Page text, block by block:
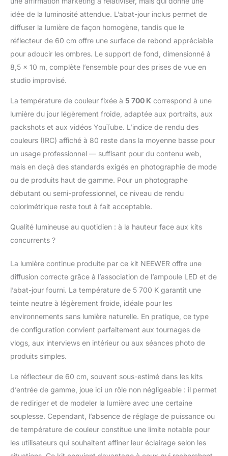
lumière et ampoules LED 24 W 5700 K : les
abat-jour blancs translucides de 84 cm
peuvent adoucir et élargir la puissance
lumineuse de n'importe quelle lampe de
avec quatre ampoules LED de 24 W 5700
K, chacune correspondant à une ampoule
couleur de 5700 K, idéale pour l'éclairage
des photographies Boîtes à lumière de
qualité supérieure avec douille E27 : les
boîtes à lumière de 60 x 60 cm diffusent
efficacement la lumière pour vous offrir un
éclairage uniforme pour les meilleures
prises de vue possibles. Équipé d'une
douille d'ampoule E27, vous pouvez
connecter une ampoule directement à
avec d'autres lumières ou flash Kit de fond
multi-usages : composé de 1 fond en
polyester (noir, blanc et vert), 6 pinces de
toile de fond et 1 système de support de
production vidéo et la photographie
numérique. Les 2 sacs de transport sont
parfaits pour transporter des supports de
lumière, des parapluies et d'autres
accessoires
idée de la luminosité attendue. L’abat-jour inclus permet de
diffuser la lumière de façon homogène, tandis que le
réflecteur de 60 cm offre une surface de rebond appréciable
pour adoucir les ombres. Le support de fond, dimensionné à
8,5 x 10 m, complète l’ensemble pour des prises de vue en
studio improvisé.
La température de couleur fixée à 5 700 K correspond à une
lumière du jour légèrement froide, adaptée aux portraits, aux
packshots et aux vidéos YouTube. L’indice de rendu des
couleurs (IRC) affiché à 80 reste dans la moyenne basse pour
un usage professionnel — suffisant pour du contenu web,
mais en deçà des standards exigés en photographie de mode
ou de produits haut de gamme. Pour un photographe
débutant ou semi-professionnel, ce niveau de rendu
colorimétrique reste tout à fait acceptable.
Qualité lumineuse au quotidien : à la hauteur face aux kits
concurrents ?
La lumière continue produite par ce kit NEEWER offre une
diffusion correcte grâce à l’association de l’ampoule LED et de
l’abat-jour fourni. La température de 5 700 K garantit une
teinte neutre à légèrement froide, idéale pour les
environnements sans lumière naturelle. En pratique, ce type
de configuration convient parfaitement aux tournages de
vlogs, aux interviews en intérieur ou aux séances photo de
produits simples.
Le réflecteur de 60 cm, souvent sous-estimé dans les kits
d’entrée de gamme, joue ici un rôle non négligeable : il permet
de rediriger et de modeler la lumière avec une certaine
souplesse. Cependant, l’absence de réglage de puissance ou
de température de couleur constitue une limite notable pour
les utilisateurs qui souhaitent affiner leur éclairage selon les